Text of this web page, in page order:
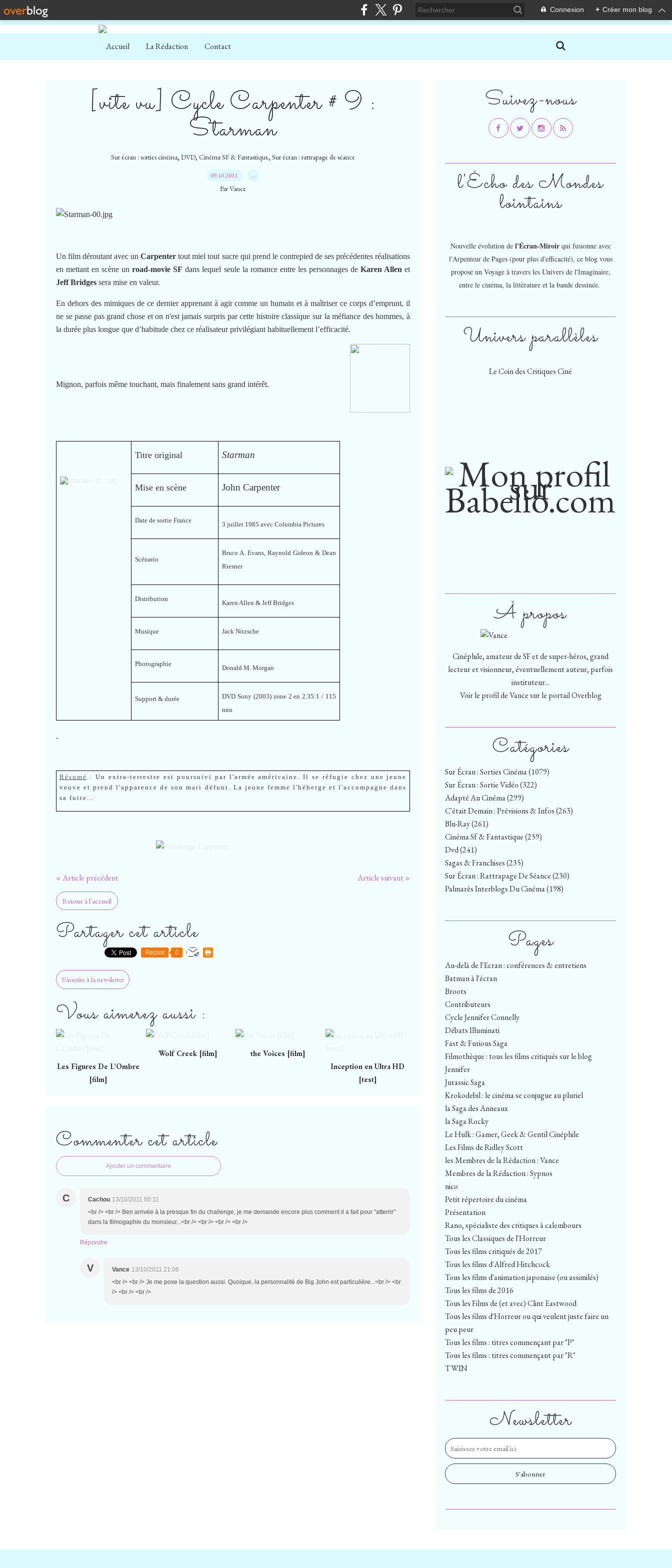
Connexion + Créer mon blog
Accueil La Rédaction Contact
[vite vu] Cycle Carpenter # 9 :
Starman
Sur écran : sorties cinéma, DVD, Cinéma SF & Fantastique, Sur écran : rattrapage de séance
09.10.2011 …
Par Vance
Un film déroutant avec unCarpenter tout miel tout sucre qui prend le contrepied de ses précédentes réalisations
en mettant en scène unroad-movie SF dans lequel seule la romance entre les personnages de Karen Allen et
Jeff Bridges sera mise en valeur.
En dehors des mimiques de ce dernier apprenant à agir comme un humain et à maîtriser ce corps d’emprunt, il
ne se passe pas grand chose et on n'est jamais surpris par cette histoire classique sur la méfiance des hommes, à
la durée plus longue que d’habitude chez ce réalisateur privilégiant habituellement l’efficacité.
Mignon, parfois même touchant, mais finalement sans grand intérêt.
Titre original Starman
Mise en scène John Carpenter
Date de sortie France
3 juillet 1985 avec Columbia Pictures
Scénario
Bruce A. Evans, Raynold Gideon & Dean
Riesner
Distribution
Karen Allen & Jeff Bridges
Musique Jack Nitzsche
Photographie
Donald M. Morgan
Support & durée
DVD Sony (2003) zone 2 en 2.35:1 / 115
min
Résumé :Un extra-terrestre est poursuivi par l'armée américaine. Il se réfugie chez une jeune
veuve et prend l'apparence de son mari défunt. La jeune femme l'héberge et l'accompagne dans
sa fuite...
« Article précédent Article suivant »
Retour à l'accueil
Partager cet article
Repost 0
S'inscrire à la newsletter
Vous aimerez aussi :
Les Figures De L’Ombre
[film]
Wolf Creek [film]
the Voices [film]
Inception en Ultra HD
[test]
Commenter cet article
Ajouter un commentaire
C Cachou 13/10/2011 00:11
<br /> <br /> Ben arrivée à la presque fin du challenge, je me demande encore plus comment il a fait pour "atterrir"
dans la filmogaphie du monsieur...<br /> <br /> <br /> <br />
Répondre
V Vance 13/10/2011 21:06
<br /> <br /> Je me pose la question aussi. Quoique, la personnalité de Big John est particulière...<br /> <br
/> <br /> <br />
Newsletter
Catégories
Sur Écran : Sorties Cinéma(1079)
Sur Écran : Sortie Vidéo(322)
Adapté Au Cinéma(299)
C'était Demain : Prévisions & Infos(263)
Blu-Ray(261)
Cinéma Sf & Fantastique(259)
Dvd(241)
Sagas & Franchises(235)
Sur Écran : Rattrapage De Séance(230)
Palmarès Interblogs Du Cinéma(198)
Pages
Au-delà de l'Ecran : conférences & entretiens
Batman à l'écran
Broots
Contributeurs
Cycle Jennifer Connelly
Débats Illuminati
Fast & Furious Saga
Filmothèque : tous les films critiqués sur le blog
Jennifer
Jurassic Saga
Krokodebil : le cinéma se conjugue au pluriel
la Saga des Anneaux
la Saga Rocky
Le Hulk : Gamer, Geek & Gentil Cinéphile
Les Films de Ridley Scott
les Membres de la Rédaction : Vance
Membres de la Rédaction : Sypnos
nico
Petit répertoire du cinéma
Présentation
Rano, spécialiste des critiques à calembours
Tous les Classiques de l'Horreur
Tous les films critiqués de 2017
Tous les films d'Alfred Hitchcock
Tous les films d'animation japonaise (ou assimilés)
Tous les films de 2016
Tous les Films de (et avec) Clint Eastwood
Tous les films d'Horreur ou qui veulent juste faire un
peu peur
Tous les films : titres commençant par "P"
Tous les films : titres commençant par "R"
TWIN
Suivez-nous
À propos
Cinéphile, amateur de SF et de super-héros, grand
lecteur et visionneur, éventuellement auteur, parfois
instituteur...
Voir le profil deVancesur le portail Overblog
Univers parallèles
Le Coin des Critiques Ciné
l'Écho des Mondes
lointains
Nouvelle évolution de l'Écran-Miroir qui fusionne avec
l'Arpenteur de Pages (pour plus d'efficacité), ce blog vous
propose un Voyage à travers les Univers de l'Imaginaire,
entre le cinéma, la littérature et la bande dessinée.